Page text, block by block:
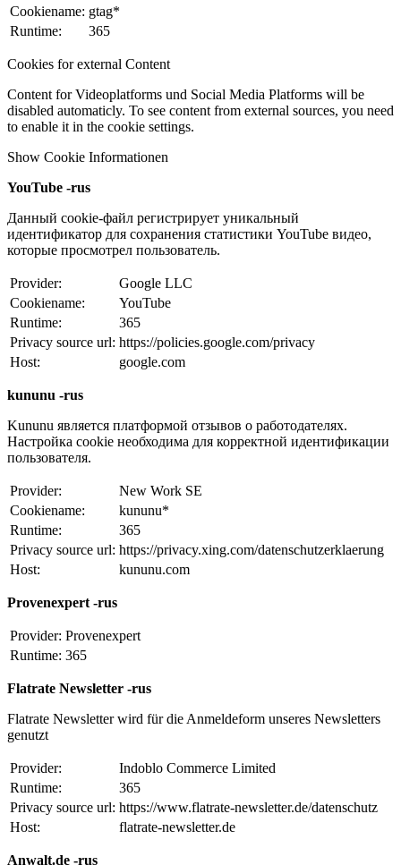
Cookiename: gtag*
Runtime:
365
Cookies for external Content
Content for Videoplatforms und Social Media Platforms will be
disabled automaticly. To see content from external sources, you need
to enable it in the cookie settings.
Show Cookie Informationen
YouTube -rus
Данный cookie-файл регистрирует уникальный
идентификатор для сохранения статистики YouTube видео,
которые просмотрел пользователь.
Provider:
Google LLC
Cookiename:
YouTube
Runtime:
365
Privacy source url: https://policies.google.com/privacy
Host:
google.com
kununu -rus
Kununu является платформой отзывов о работодателях.
Настройка cookie необходима для корректной идентификации
пользователя.
Provider:
New Work SE
Cookiename:
kununu*
Runtime:
365
Privacy source url: https://privacy.xing.com/datenschutzerklaerung
Host:
kununu.com
Provenexpert -rus
Provider: Provenexpert
Runtime: 365
Flatrate Newsletter -rus
Flatrate Newsletter wird für die Anmeldeform unseres Newsletters
genutzt
Provider:
Indoblo Commerce Limited
Runtime:
365
Privacy source url: https://www.flatrate-newsletter.de/datenschutz
Host:
flatrate-newsletter.de
Anwalt.de -rus